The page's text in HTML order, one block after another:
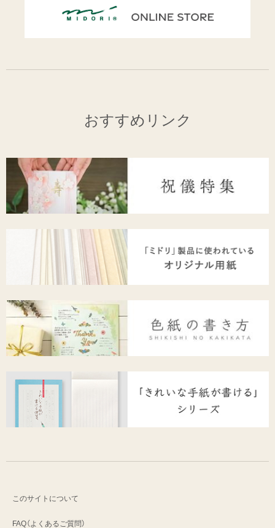
おすすめリンク
このサイトについて
FAQ（よくあるご質問）